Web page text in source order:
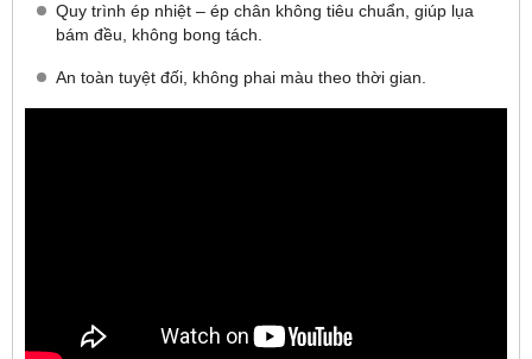
Quy trình ép nhiệt – ép chân không tiêu chuẩn, giúp lụa
bám đều, không bong tách.
An toàn tuyệt đối, không phai màu theo thời gian.